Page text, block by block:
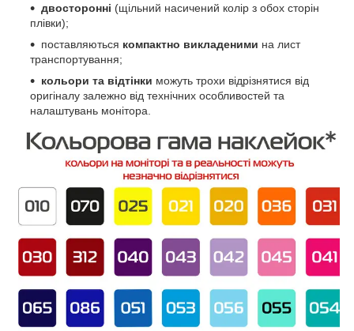
двосторонні (щільний насичений колір з обох сторін
плівки);
поставляються компактно викладеними на лист
транспортування;
кольори та відтінки можуть трохи відрізнятися від
оригіналу залежно від технічних особливостей та
налаштувань монітора.